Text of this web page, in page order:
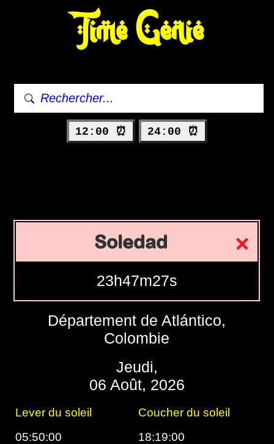
Time Genie
12:00 ⏰ 24:00 ⏰
Soledad
23h47m28s
Département de Atlántico,
Colombie
Jeudi,
06 Août, 2026
Lever du soleil
Coucher du soleil
05:50:00
18:19:00